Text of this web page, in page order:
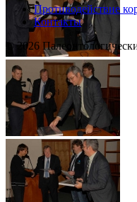
Противодействие
Контакты
© 2026